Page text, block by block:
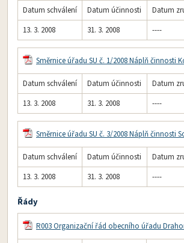
Datum schválení Datum účinnosti Datum
13. 3. 2008
31. 3. 2008 ----
Směrnice úřadu SU č. 1/2008 Náplň činnosti
Datum schválení Datum účinnosti Datum
13. 3. 2008
31. 3. 2008 ----
Směrnice úřadu SU č. 3/2008 Náplň činnosti
Datum schválení Datum účinnosti Datum
13. 3. 2008
31. 3. 2008 ----
Řády
R003 Organizační řád obecního úřadu